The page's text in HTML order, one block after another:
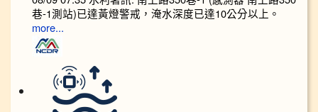
巷-1測站)已達黃燈警戒，淹水深度已達10公分以上。​​​
more...